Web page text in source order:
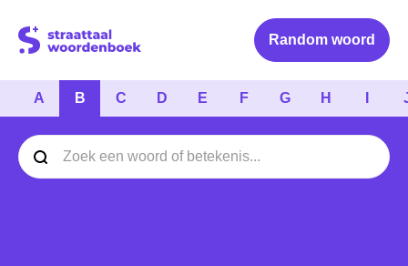
Logo Straattaal Woordenboek
Random woord
A B C D E F G H